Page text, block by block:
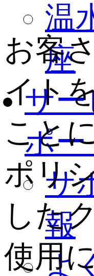
温
座
サ
ポー
サ
報
よ
お客
イト
こと
ポリ
した
使用